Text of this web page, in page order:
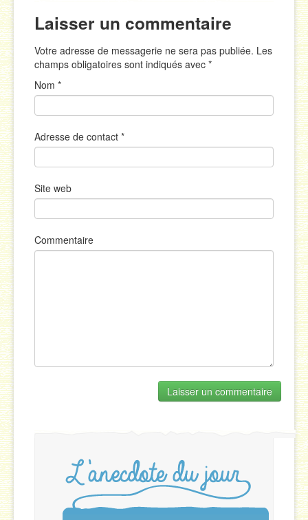
Laisser un commentaire
Votre adresse de messagerie ne sera pas publiée. Les
champs obligatoires sont indiqués avec *
Nom *
Adresse de contact *
Site web
Commentaire